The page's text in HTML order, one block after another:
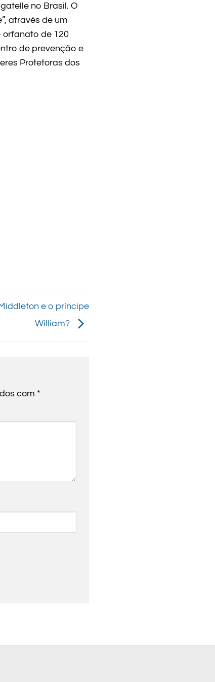
no Brasil. O
através de um
orfanato de 120
de prevenção e
Protetoras dos
e o príncipe
William?
com *